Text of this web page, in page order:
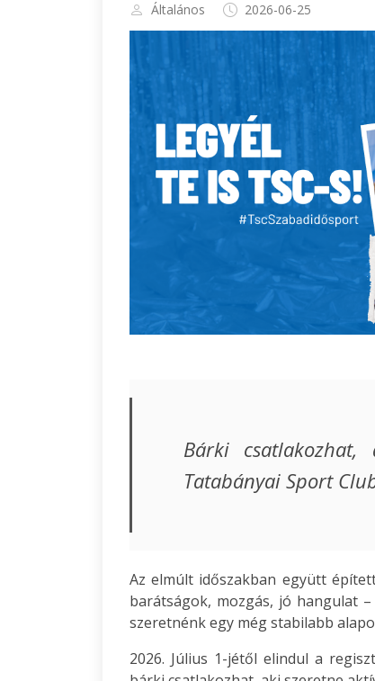
Általános 2026-06-25
Bárki
Tatabányai Sport
Az elmúlt időszakban együtt
barátságok, mozgás, jó hangulat
szeretnénk egy még stabilabb
2026. Július 1-jétől elindul a